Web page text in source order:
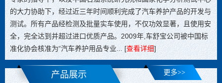
的大力协助下，经过近三年时间顺利完成了汽车养护产品的开发与
测试。所有产品经检测及批量实车使用，不仅功效显著，且使用安
全，完全达到并超过进口优质产品。2009年,车舒宝公司被中国标
准化协会核准为“汽车养护用品专业... [查看详细]
产品展示 更多>>